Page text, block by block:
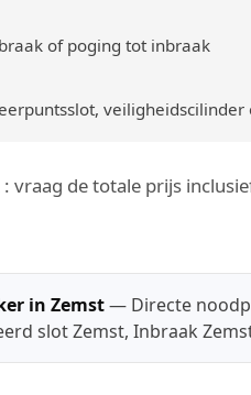
of poging tot inbraak
veiligheidscilinder
vraag de totale prijs
in Zemst— Directe
slot Zemst,Inbraak